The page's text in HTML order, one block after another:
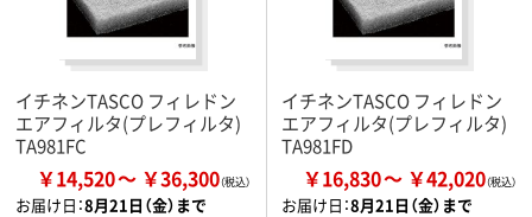
イチネンTASCO フィレドン
エアフィルタ(プレフィルタ)
TA981FC
￥14,520 ￥36,300
お届け日：8月21日（金）まで
イチネンTASCO フィレドン
エアフィルタ(プレフィルタ)
TA981FD
￥16,830 ￥42,020
お届け日：8月21日（金）まで